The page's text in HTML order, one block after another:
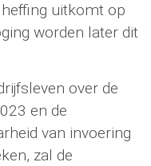
uitkomt op
worden later dit
over de
en de
van invoering
zal de